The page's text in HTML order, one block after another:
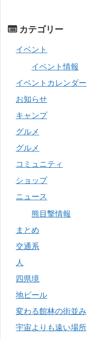
カテゴリー
イベント
イベント情報
イベントカレンダー
お知らせ
キャンプ
グルメ
グルメ
コミュニティ
ショップ
ニュース
熊目撃情報
まとめ
交通系
人
四県境
地ビール
変わる館林の街並み
宇宙よりも遠い場所